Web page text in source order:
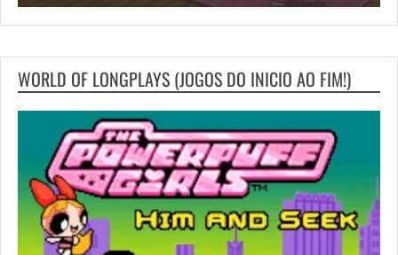
WORLD OF LONGPLAYS (JOGOS DO INICIO AO FIM!)